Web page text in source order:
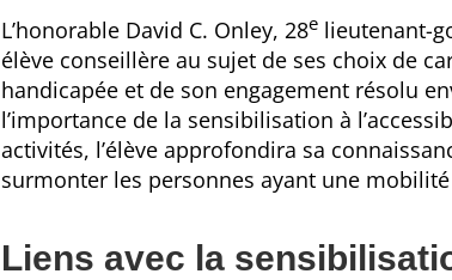
L’honorable David C. Onley, 28elieutenant-
élève conseillère au sujet de ses choix de
handicapée et de son engagement résolu
l’importance de la sensibilisation à
activités, l’élève approfondira sa
surmonter les personnes ayant une
Liens avec la